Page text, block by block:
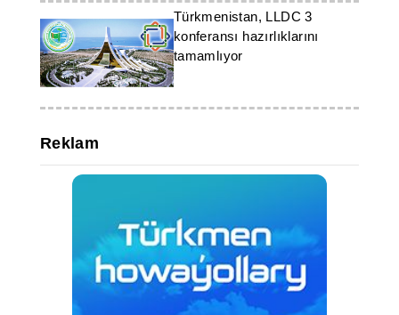
Türkmenistan, LLDC 3
konferansı hazırlıklarını
tamamlıyor
Reklam